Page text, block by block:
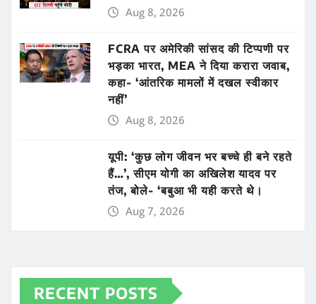
Aug 8, 2026
FCRA पर अमेरिकी सांसद की टिप्पणी पर
भड़का भारत, MEA ने दिया करारा जवाब,
कहा- ‘आंतरिक मामलों में दखल स्वीकार
नहीं’
Aug 8, 2026
यूपी: ‘कुछ लोग जीवन भर बच्चे ही बने रहते
हैं…’, सीएम योगी का अखिलेश यादव पर
तंज, बोले- ‘बबुआ भी यही करते थे।
Aug 7, 2026
RECENT POSTS